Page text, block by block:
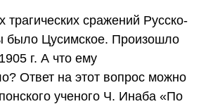
сражений Русско-
было Цусимское. Произошло
г. А что ему
Ответ на этот вопрос можно
ученого Ч. Инаба «По